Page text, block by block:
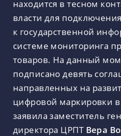
находится в тесном
власти для
к государственной
системе мониторинга
товаров. На данный
подписано девять
направленных на
цифровой маркировки
заявила заместитель
директора ЦРПТ Вера